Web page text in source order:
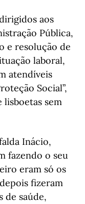
aos
Pública,
e resolução de
laboral,
atendíveis
Social”,
lisboetas sem
Inácio,
fazendo o seu
eram só os
fizeram
de saúde,